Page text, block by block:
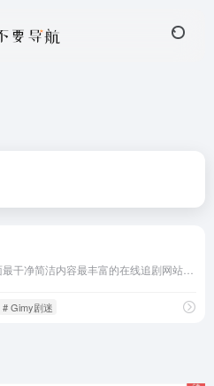
# Gimy剧迷